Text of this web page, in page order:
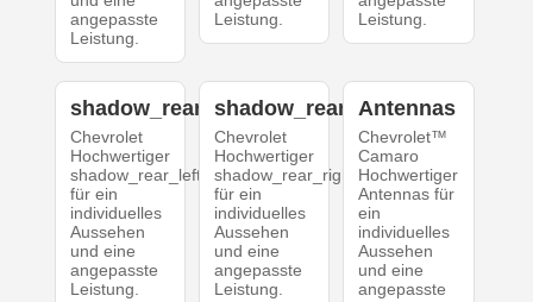
angepasste
Leistung.
Leistung.
Leistung.
shadow_rear_left
Chevrolet
Hochwertiger
shadow_rear_left
für ein
individuelles
Aussehen
und eine
angepasste
Leistung.
shadow_rear_right
Chevrolet
Hochwertiger
shadow_rear_right
für ein
individuelles
Aussehen
und eine
angepasste
Leistung.
Antennas
Chevrolet™
Camaro
Hochwertiger
Antennas für
ein
individuelles
Aussehen
und eine
angepasste